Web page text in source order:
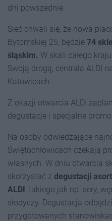
dni powszednie.
Sieć chwali się, że nowa
Bytomskiej 25, będzie 74
śląskim. W skali całego
Swoją drogą, centrala ALDI
Katowicach.
Z okazji otwarcia ALDI
degustacje i specjalne
Na osoby odwiedzające
Świętochłowicach czekają
własnych. W dniu otwarcia
skorzystać z degustacji
ALDI , takiego jak np. sery,
słodyczy. Degustacja
przygotowanych